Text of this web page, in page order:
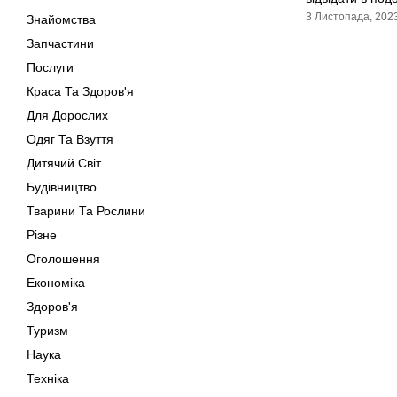
Знайомства
Запчастини
Послуги
Краса Та Здоров'я
Для Дорослих
Одяг Та Взуття
Дитячий Світ
Будівництво
Тварини Та Рослини
Різне
Оголошення
Економіка
Здоров'я
Туризм
Наука
Техніка
3 Листопада,